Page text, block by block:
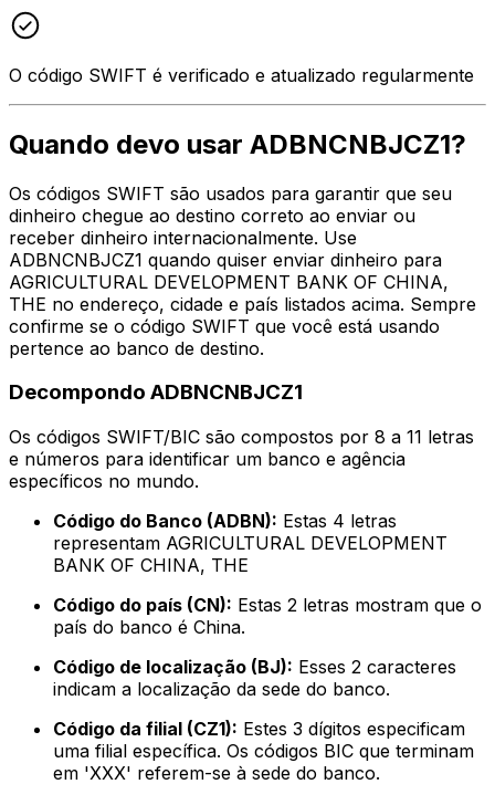
O código SWIFT é verificado e atualizado regularmente
Quando devo usar ADBNCNBJCZ1?
Os códigos SWIFT são usados para garantir que seu
dinheiro chegue ao destino correto ao enviar ou
receber dinheiro internacionalmente. Use
ADBNCNBJCZ1 quando quiser enviar dinheiro para
AGRICULTURAL DEVELOPMENT BANK OF CHINA,
THE no endereço, cidade e país listados acima. Sempre
confirme se o código SWIFT que você está usando
pertence ao banco de destino.
Decompondo ADBNCNBJCZ1
Os códigos SWIFT/BIC são compostos por 8 a 11 letras
e números para identificar um banco e agência
específicos no mundo.
Código do Banco (ADBN): Estas 4 letras
representam AGRICULTURAL DEVELOPMENT
BANK OF CHINA, THE
Código do país (CN): Estas 2 letras mostram que o
país do banco é China.
Código de localização (BJ): Esses 2 caracteres
indicam a localização da sede do banco.
Código da filial (CZ1): Estes 3 dígitos especificam
uma filial específica. Os códigos BIC que terminam
em 'XXX' referem-se à sede do banco.